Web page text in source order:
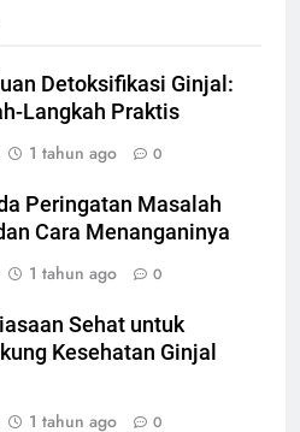
Detoksifikasi Ginjal:
Langkah Praktis
1 tahun ago 0
Peringatan Masalah
Cara Menanganinya
1 tahun ago 0
Sehat untuk
Kesehatan Ginjal
1 tahun ago 0